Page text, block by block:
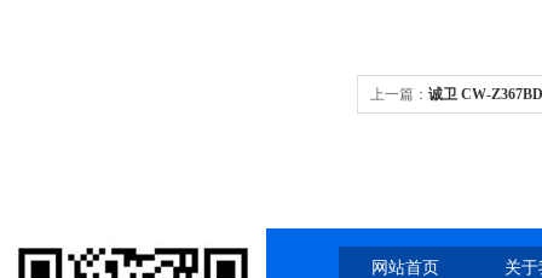
上一篇： 诚卫 CW-
网站首页 关